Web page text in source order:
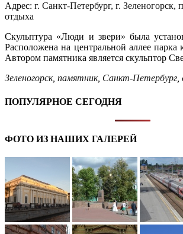
Адрес: г. Санкт-Петербург, г. Зеленогорск,
отдыха
Скульптура «Люди и звери» была
Расположена на центральной аллеепарка
Автором памятника является скульптор
Зеленогорск, памятник, Санкт-Петербург
ПОПУЛЯРНОЕ СЕГОДНЯ
ФОТО ИЗ НАШИХ ГАЛЕРЕЙ